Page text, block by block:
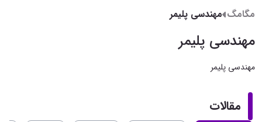
مگامگ مهندسی پلیمر
مهندسی پلیمر
مهندسی پلیمر
مقالات